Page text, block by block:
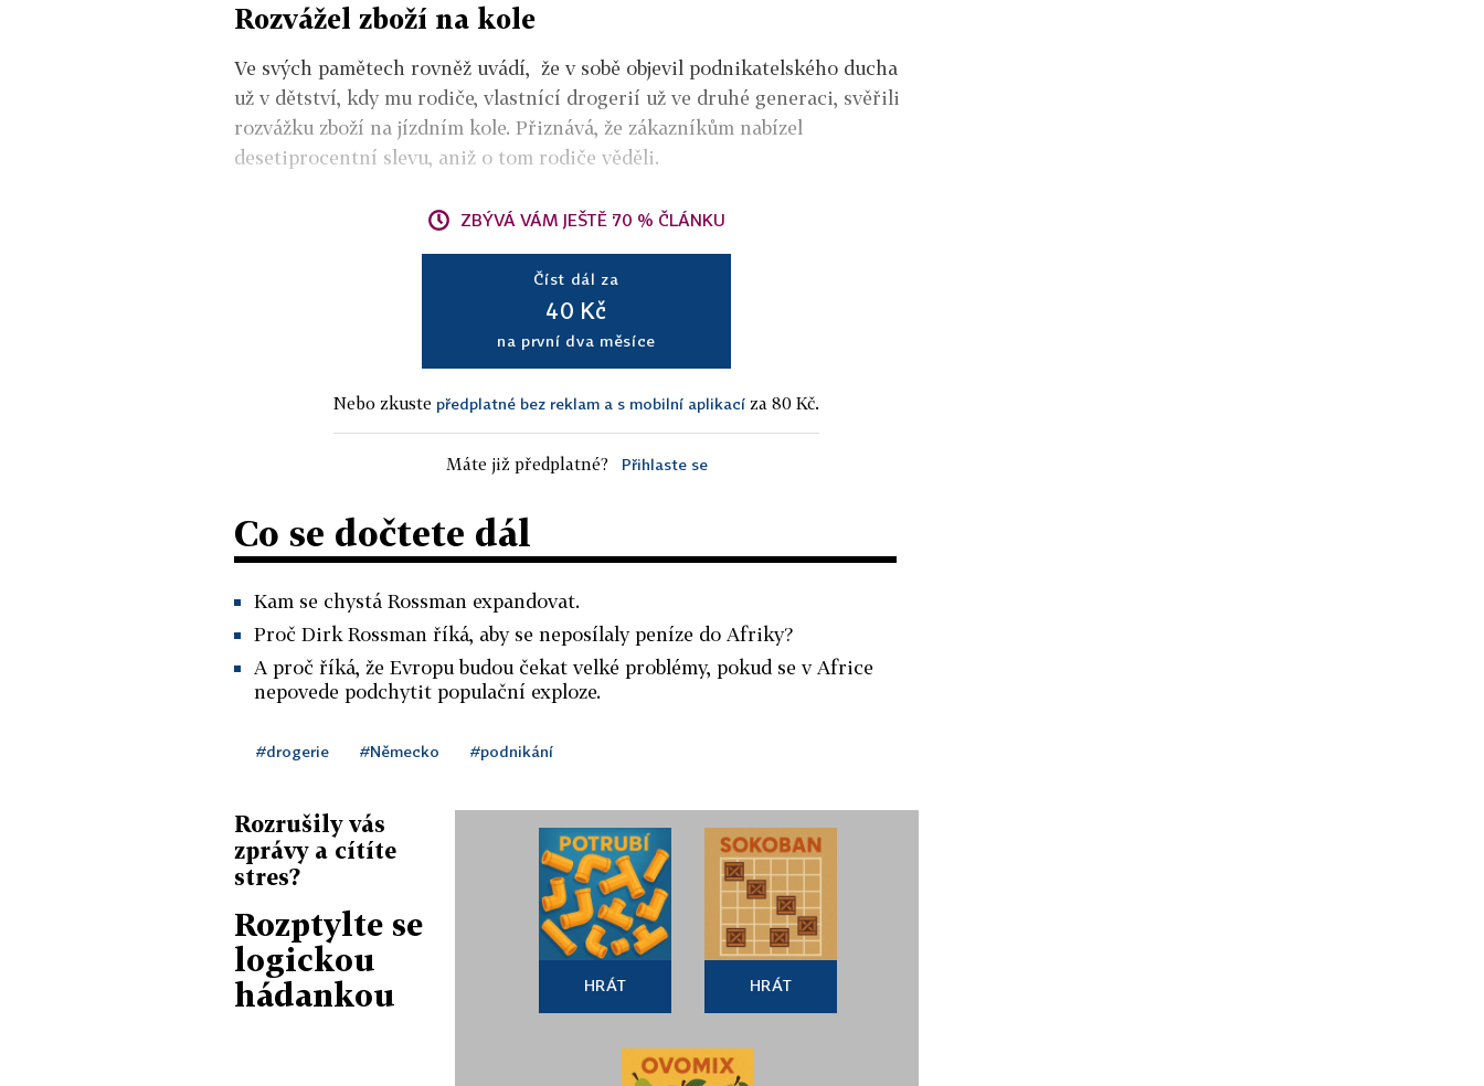
Rozvážel zboží na kole
Ve svých pamětech rovněž uvádí, že v sobě objevil podnikatelského ducha
už v dětství, kdy mu rodiče, vlastnící drogerií už ve druhé generaci, svěřili
rozvážku zboží na jízdním kole. Přiznává, že zákazníkům nabízel
desetiprocentní slevu, aniž o tom rodiče věděli.
ZBÝVÁ VÁM JEŠTĚ 70 % ČLÁNKU
Číst dál za
40 Kč
na první dva měsíce
Nebo zkuste předplatné bez reklam a s mobilní aplikací za 80 Kč.
Máte již předplatné? Přihlaste se
Co se dočtete dál
Kam se chystá Rossman expandovat.
Proč Dirk Rossman říká, aby se neposílaly peníze do Afriky?
A proč říká, že Evropu budou čekat velké problémy, pokud se v Africe
nepovede podchytit populační exploze.
#drogerie #Německo #podnikání
Rozrušily vás
zprávy a cítíte
stres?
Rozptylte se
logickou
hádankou
HRÁT HRÁT